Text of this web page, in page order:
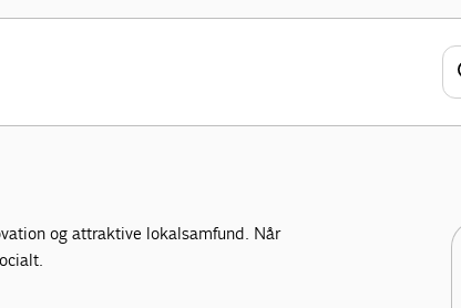
vækst
og attraktive lokalsamfund. Når